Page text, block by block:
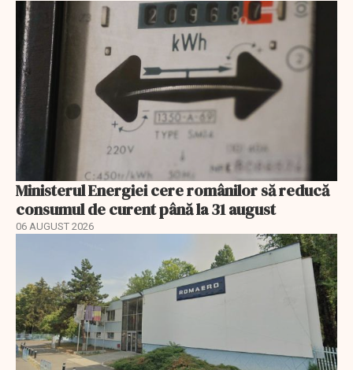
Ministerul Energiei cere românilor să reducă
consumul de curent până la 31 august
06 AUGUST 2026